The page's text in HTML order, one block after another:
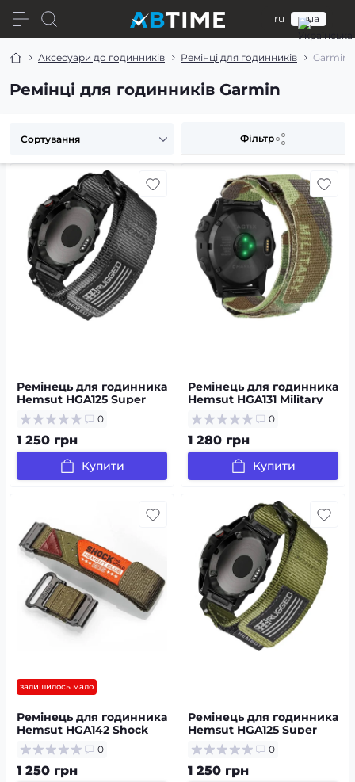
ru ua
Аксесуари до годинників Ремінці для годинників Garmin
Ремінці для годинників Garmin
Фільтр
Ремінець для годинника
Hemsut HGA125 Super
Rugged Garmin Black 22
mm
0
1 250 грн
Купити
Ремінець для годинника
Hemsut HGA131 Military
nylon strap with Velcro
Garmin Camo Green 20
mm
0
1 280 грн
Купити
залишилось мало
Ремінець для годинника
Hemsut HGA142 Shock
the world Garmin Green
22 mm
0
1 250 грн
Ремінець для годинника
Hemsut HGA125 Super
Rugged Garmin Green 22
mm
0
1 250 грн